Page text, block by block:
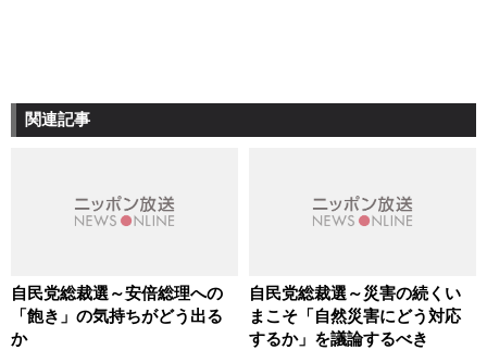
関連記事
自民党総裁選～安倍総理への
「飽き」の気持ちがどう出る
か
自民党総裁選～災害の続くい
まこそ「自然災害にどう対応
するか」を議論するべき